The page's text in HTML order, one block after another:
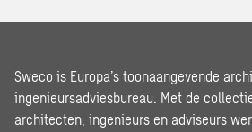
Sweco is Europa’s toonaangevende
ingenieursadviesbureau. Met de
architecten, ingenieurs en adviseurs